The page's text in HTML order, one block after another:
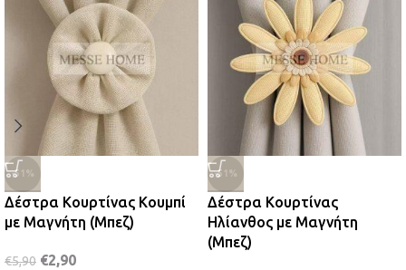
-51%
Δέστρα Κουρτίνας Κουμπί
με Μαγνήτη (Μπεζ)
€5,90 €2,90
-51%
Δέστρα Κουρτίνας
Ηλίανθος με Μαγνήτη
(Μπεζ)